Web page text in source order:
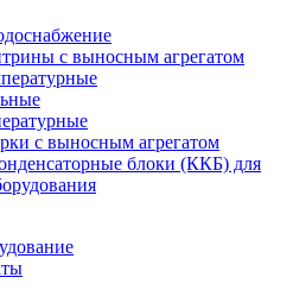
с выносным агрегатом
с выносным агрегатом
блоки (ККБ) для